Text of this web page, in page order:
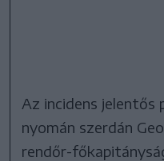
Az incidens
nyomán szerdán
rendőr-